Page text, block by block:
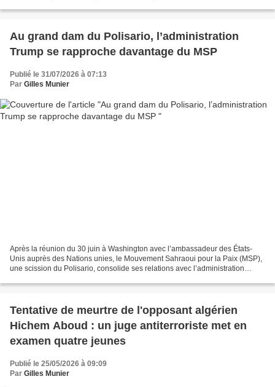
Au grand dam du Polisario, l’administration
Trump se rapproche davantage du MSP
Publié le 31/07/2026 à 07:13
Par Gilles Munier
Après la réunion du 30 juin à Washington avec l’ambassadeur des États-
Unis auprès des Nations unies, le Mouvement Sahraoui pour la Paix (MSP),
une scission du Polisario, consolide ses relations avec l’administration
Tentative de meurtre de l'opposant algérien
Hichem Aboud : un juge antiterroriste met en
examen quatre jeunes
Publié le 25/05/2026 à 09:09
Par Gilles Munier